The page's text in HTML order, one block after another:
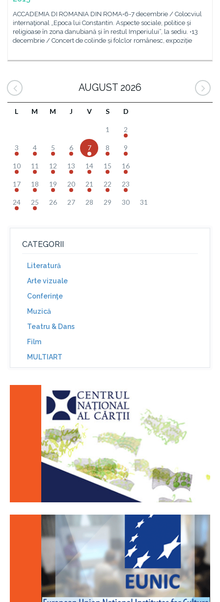
ACCADEMIA DI ROMANIA DIN ROMA•6-7 decembrie / Colocviul
internaţional „Epoca lui Constantin. Aspecte sociale, politice și
religioase în zona danubiană și în restul Imperiului“, la sediu. •13
decembrie / Concert de colinde și folclor românesc, expoziție
AUGUST 2026
L M M J V S D
1 2
3 4 5 6 7 8 9
10 11 12 13 14 15 16
17 18 19 20 21 22 23
24 25 26 27 28 29 30 31
CATEGORII
Literatură
Arte vizuale
Conferinţe
Muzică
Teatru & Dans
Film
MULTIART